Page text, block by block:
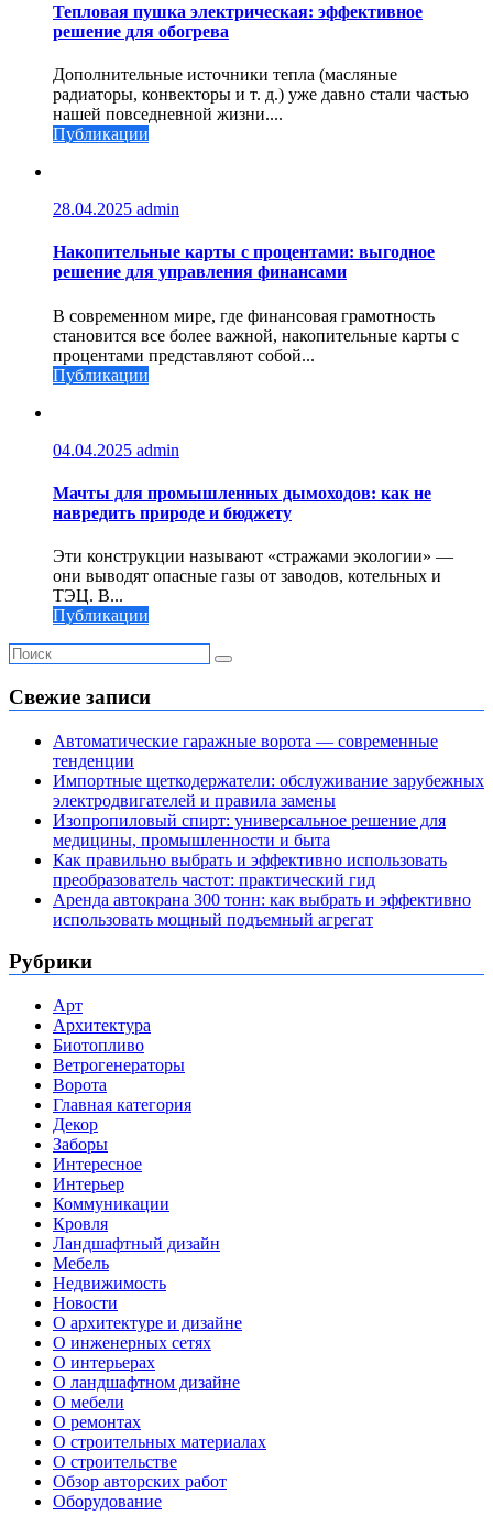
Тепловая пушка электрическая: эффективное
решение для обогрева
Дополнительные источники тепла (масляные
радиаторы, конвекторы и т. д.) уже давно стали частью
нашей повседневной жизни....
Публикации
28.04.2025 admin
Накопительные карты с процентами: выгодное
решение для управления финансами
В современном мире, где финансовая грамотность
становится все более важной, накопительные карты с
процентами представляют собой...
Публикации
04.04.2025 admin
Мачты для промышленных дымоходов: как не
навредить природе и бюджету
Эти конструкции называют «стражами экологии» —
они выводят опасные газы от заводов, котельных и
ТЭЦ. В...
Публикации
Свежие записи
Автоматические гаражные ворота — современные
тенденции
Импортные щеткодержатели: обслуживание зарубежных
электродвигателей и правила замены
Изопропиловый спирт: универсальное решение для
медицины, промышленности и быта
Как правильно выбрать и эффективно использовать
преобразователь частот: практический гид
Аренда автокрана 300 тонн: как выбрать и эффективно
использовать мощный подъемный агрегат
Рубрики
Арт
Архитектура
Биотопливо
Ветрогенераторы
Ворота
Главная категория
Декор
Заборы
Интересное
Интерьер
Коммуникации
Кровля
Ландшафтный дизайн
Мебель
Недвижимость
Новости
О архитектуре и дизайне
О инженерных сетях
О интерьерах
О ландшафтном дизайне
О мебели
О ремонтах
О строительных материалах
О строительстве
Обзор авторских работ
Оборудование